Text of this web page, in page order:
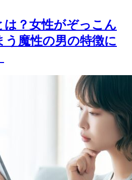
は？女性がぞっこん
う魔性の男の特徴に